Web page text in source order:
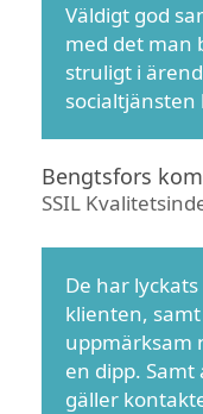
Väldigt god
med det man
struligt i
socialtjänsten
Bengtsfors
SSIL
De har
klienten,
uppmärksam
en dipp.
gäller